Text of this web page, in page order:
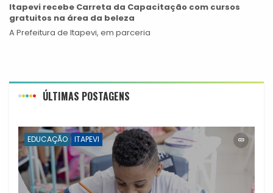
Itapevi recebe Carreta da Capacitação com cursos
gratuitos na área da beleza
A Prefeitura de Itapevi, em parceria
ÚLTIMAS POSTAGENS
EDUCAÇÃO ITAPEVI